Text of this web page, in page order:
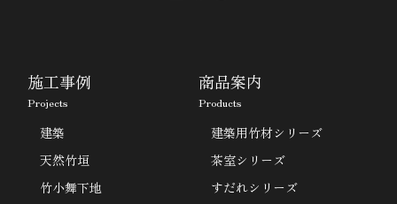
施工事例
Projects
建築
天然竹垣
竹小舞下地
商品案内
Products
建築用竹材シリーズ
茶室シリーズ
すだれシリーズ